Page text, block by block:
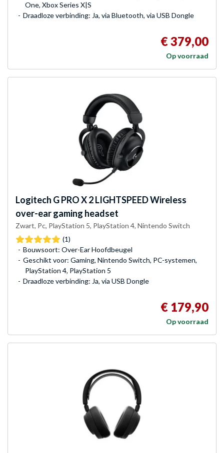
One, Xbox Series X|S
Draadloze verbinding: Ja, via Bluetooth, via USB Dongle
€ 379,00
Op voorraad
Logitech GPRO X 2 LIGHTSPEED Wireless
over-ear gaming headset
Zwart, Pc, PlayStation 5, PlayStation 4, Nintendo Switch
(1)
Bouwsoort: Over-Ear Hoofdbeugel
Geschikt voor: Gaming, Nintendo Switch, PC-systemen,
PlayStation 4, PlayStation 5
Draadloze verbinding: Ja, via USB Dongle
€ 179,90
Op voorraad